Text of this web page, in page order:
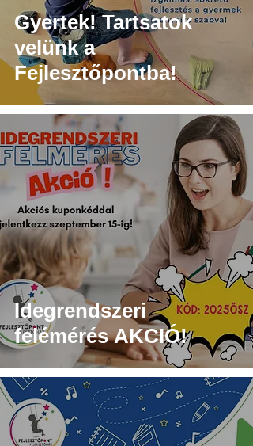
Gyertek! Tartsatok
velünk a
Fejlesztőpontba!
Idegrendszeri
felémérés AKCIÓ!